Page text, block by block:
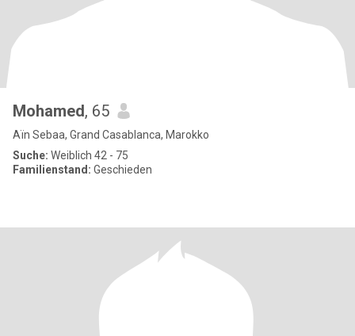
Mohamed, 65
Aïn Sebaa, Grand Casablanca, Marokko
Suche: Weiblich 42 - 75
Familienstand: Geschieden